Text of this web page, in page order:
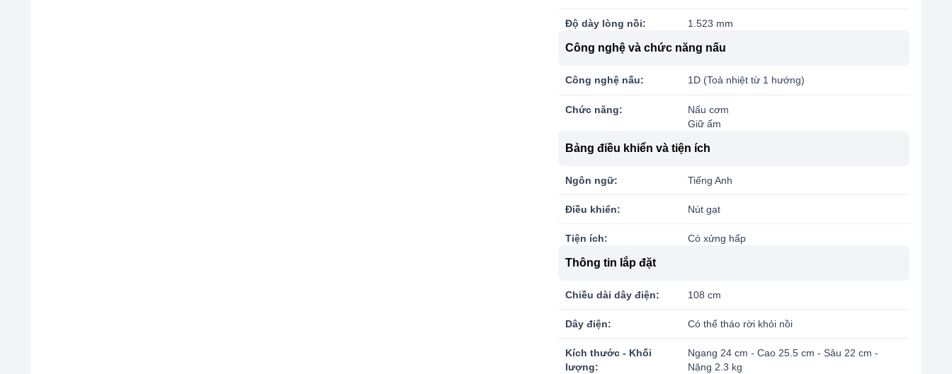
Độ dày lòng nồi: 1.523 mm
Công nghệ và chức năng nấu
Công nghệ nấu: 1D (Toả nhiệt từ 1 hướng)
Chức năng:
Nấu cơm
Giữ ấm
Bảng điều khiển và tiện ích
Ngôn ngữ: Tiếng Anh
Điều khiển: Nút gạt
Tiện ích: Có xửng hấp
Thông tin lắp đặt
Chiều dài dây điện: 108 cm
Dây điện: Có thể tháo rời khỏi nồi
Kích thước - Khối
lượng:
Ngang 24 cm - Cao 25.5 cm - Sâu 22 cm -
Nặng 2.3 kg